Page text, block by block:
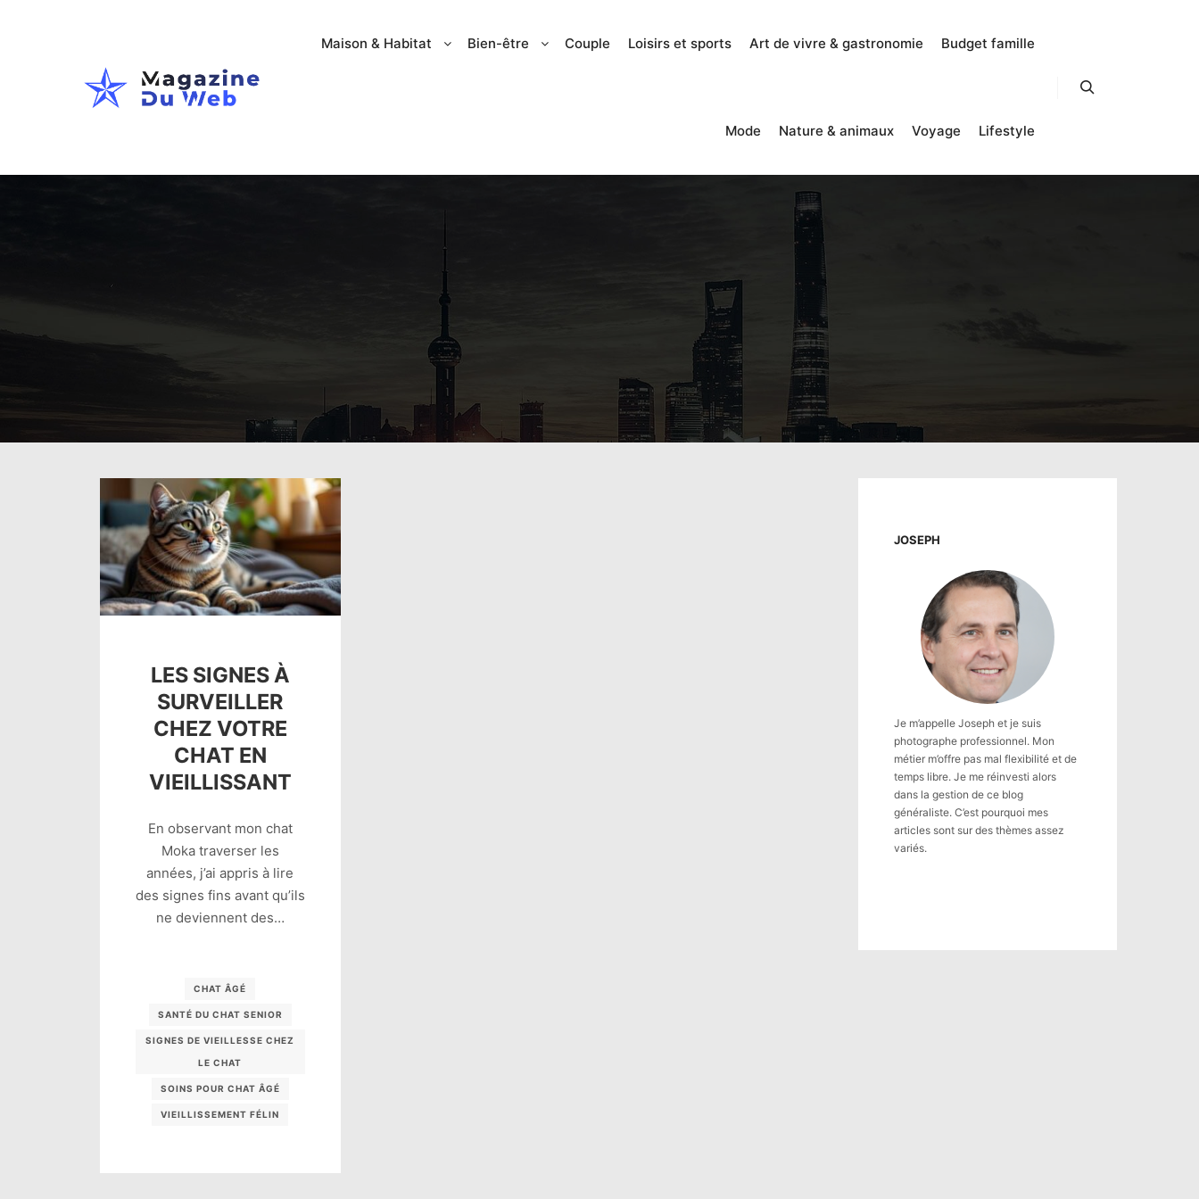
Maison & Habitat Bien-être Couple Loisirs et sports Art de vivre & gastronomie Budget famille
Mode Nature & animaux Voyage Lifestyle
LES SIGNES À
SURVEILLER
CHEZ VOTRE
CHAT EN
VIEILLISSANT
En observant mon chat
Moka traverser les
années, j’ai appris à lire
des signes fins avant qu’ils
ne deviennent des…
CHAT ÂGÉ
SANTÉ DU CHAT SENIOR
SIGNES DE VIEILLESSE CHEZ
LE CHAT
SOINS POUR CHAT ÂGÉ
VIEILLISSEMENT FÉLIN
JOSEPH
Je m’appelle Joseph et je suis
photographe professionnel. Mon
métier m’offre pas mal flexibilité et de
temps libre. Je me réinvesti alors
dans la gestion de ce blog
généraliste. C’est pourquoi mes
articles sont sur des thèmes assez
variés.